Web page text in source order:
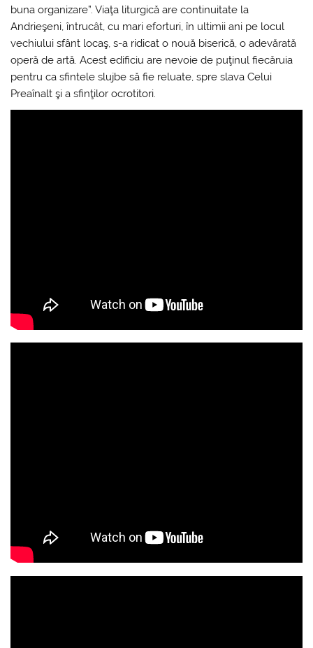
buna organizare”. Viaţa liturgică are continuitate la
Andrieşeni, întrucât, cu mari eforturi, în ultimii ani pe locul
vechiului sfânt locaş, s-a ridicat o nouă biserică, o adevărată
operă de artă. Acest edificiu are nevoie de puţinul fiecăruia
pentru ca sfintele slujbe să fie reluate, spre slava Celui
Preaînalt şi a sfinţilor ocrotitori.